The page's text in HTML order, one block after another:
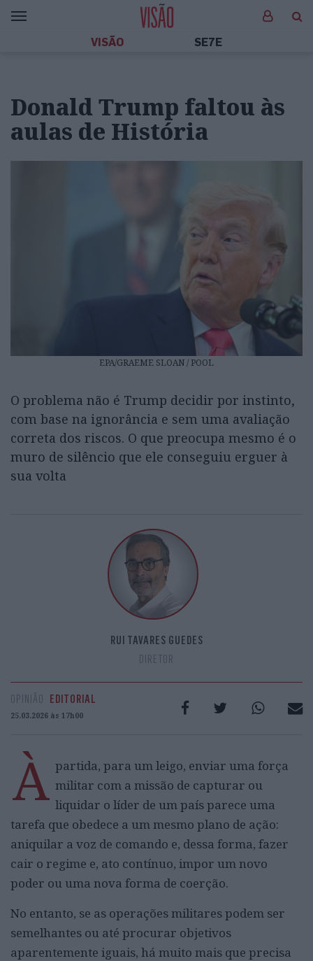
VISÃO SE7E
Donald Trump faltou às
aulas de História
EPA/GRAEME SLOAN / POOL
O problema não é Trump decidir por instinto,
com base na ignorância e sem uma avaliação
correta dos riscos. O que preocupa mesmo é o
muro de silêncio que ele conseguiu erguer à
sua volta
RUI TAVARES GUEDES
DIRETOR
OPINIÃO EDITORIAL
25.03.2026 às 17h00
À partida, para um leigo, enviar uma força
militar com a missão de capturar ou
liquidar o líder de um país parece uma
tarefa que obedece a um mesmo plano de ação:
aniquilar a voz de comando e, dessa forma, fazer
cair o regime e, ato contínuo, impor um novo
poder ou uma nova forma de coerção.
No entanto, se as operações militares podem ser
semelhantes ou até procurar objetivos
aparentemente iguais, há muito mais que precisa